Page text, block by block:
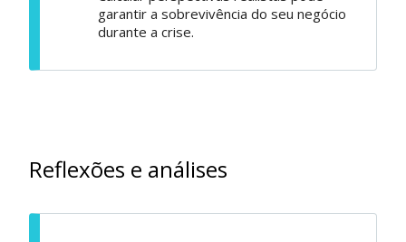
garantir a sobrevivência do seu negócio
durante a crise.
Reflexões e análises